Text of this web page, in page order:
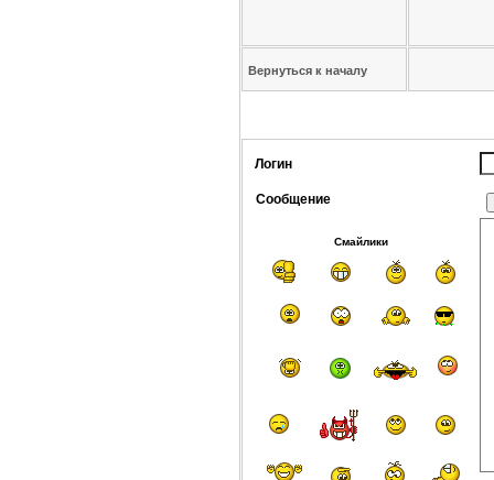
Вернуться к началу
Логин
Сообщение
Смайлики